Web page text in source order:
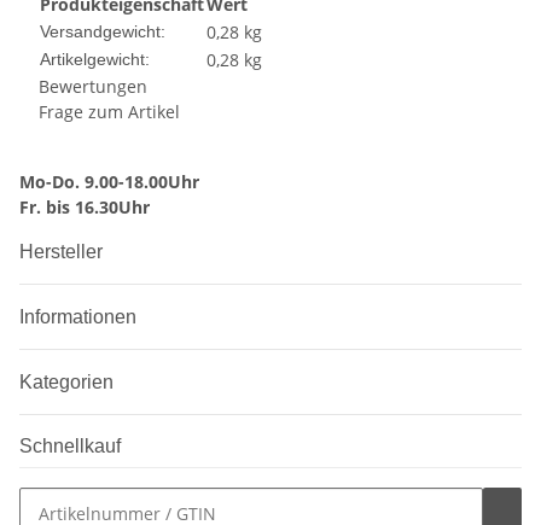
Versandgewicht: 0,28 kg
Artikelgewicht: 0,28 kg
Bewertungen
Frage zum Artikel
Mo-Do. 9.00-18.00Uhr
Fr. bis 16.30Uhr
Hersteller
Informationen
Kategorien
Schnellkauf